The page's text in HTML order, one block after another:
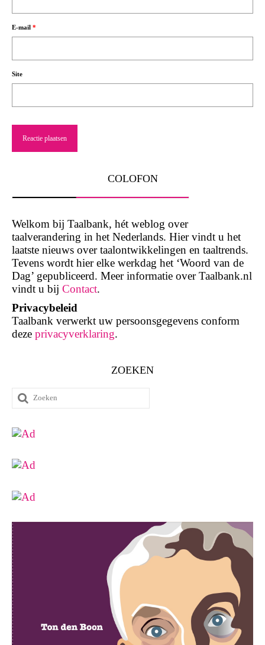
E-mail *
Site
COLOFON
Welkom bij Taalbank, hét weblog over
taalverandering in het Nederlands. Hier vindt u het
laatste nieuws over taalontwikkelingen en taaltrends.
Tevens wordt hier elke werkdag het ‘Woord van de
Dag’ gepubliceerd. Meer informatie over Taalbank.nl
vindt u bij Contact.
Privacybeleid
Taalbank verwerkt uw persoonsgegevens conform
deze privacyverklaring.
ZOEKEN
Zoeken
naar: